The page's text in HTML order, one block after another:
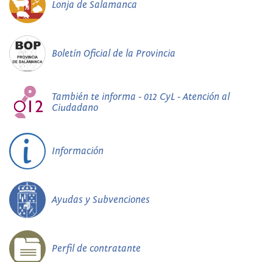
Lonja de Salamanca
Boletín Oficial de la Provincia
También te informa - 012 CyL - Atención al
Ciudadano
Información
Ayudas y Subvenciones
Perfil de contratante